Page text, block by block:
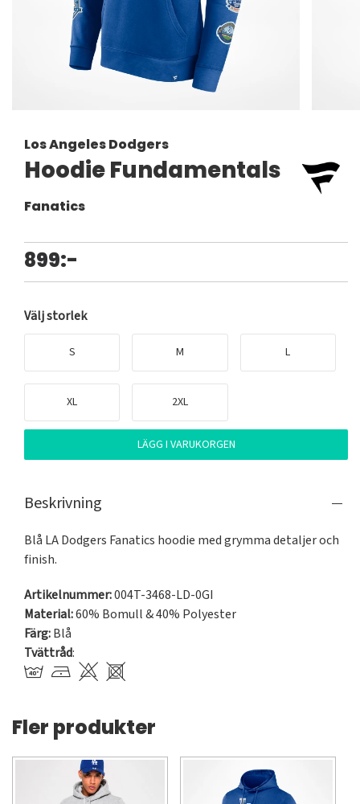
Los Angeles Dodgers
Hoodie Fundamentals
Fanatics
899:-
Välj storlek
S M L
XL 2XL
LÄGG I VARUKORGEN
Beskrivning
Blå LA Dodgers Fanatics hoodie med grymma detaljer och
finish.
Artikelnummer:004T-3468-LD-0GI
Material:60% Bomull & 40% Polyester
Färg:Blå
Tvättråd:
Fler produkter